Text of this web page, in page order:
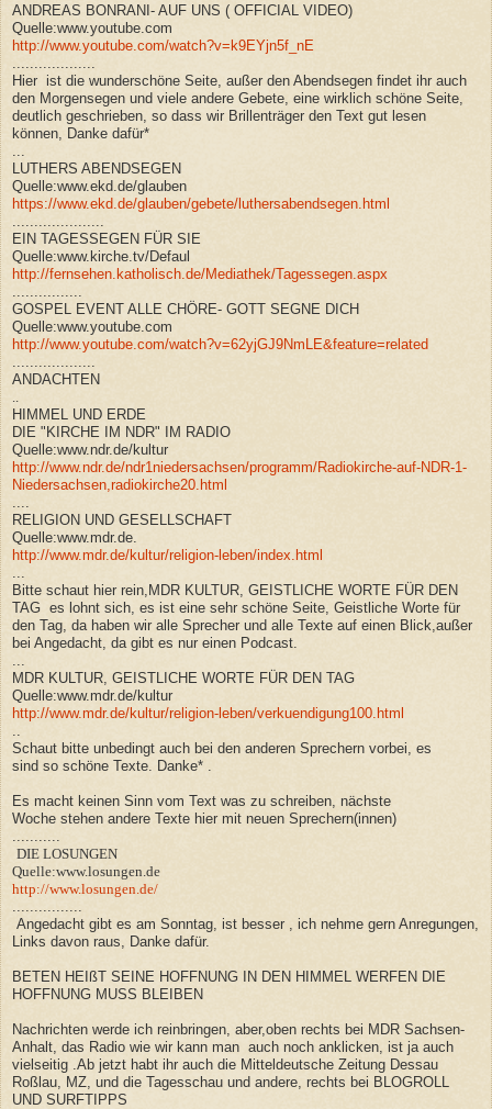
ANDREAS BONRANI- AUF UNS ( OFFICIAL VIDEO)
Quelle:www.youtube.com
http://www.youtube.com/watch?v=k9EYjn5f_nE
Hier ist die wunderschöne Seite, außer den Abendsegen findet ihr auch
den Morgensegen und viele andere Gebete, eine wirklich schöne Seite,
deutlich geschrieben, so dass wir Brillenträger den Text gut lesen
können, Danke dafür*
LUTHERS ABENDSEGEN
Quelle:www.ekd.de/glauben
https://www.ekd.de/glauben/gebete/luthersabendsegen.html
EIN TAGESSEGEN FÜR SIE
Quelle:www.kirche.tv/Defaul
http://fernsehen.katholisch.de/Mediathek/Tagessegen.aspx
GOSPEL EVENT ALLE CHÖRE- GOTT SEGNE DICH
Quelle:www.youtube.com
http://www.youtube.com/watch?v=62yjGJ9NmLE&feature=related
ANDACHTEN
HIMMEL UND ERDE
DIE "KIRCHE IM NDR" IM RADIO
Quelle:www.ndr.de/kultur
http://www.ndr.de/ndr1niedersachsen/programm/Radiokirche-auf-NDR-1-
Niedersachsen,radiokirche20.html
RELIGION UND GESELLSCHAFT
Quelle:www.mdr.de.
http://www.mdr.de/kultur/religion-leben/index.html
Bitte schaut hier rein, MDR KULTUR, GEISTLICHE WORTE FÜR DEN
TAG es lohnt sich, es ist eine sehr schöne Seite, Geistliche Worte für
den Tag, da haben wir alle Sprecher und alle Texte auf einen Blick,außer
bei Angedacht, da gibt es nur einen Podcast.
MDR KULTUR, GEISTLICHE WORTE FÜR DEN TAG
Quelle:www.mdr.de/kultur
http://www.mdr.de/kultur/religion-leben/verkuendigung100.html
Schaut bitte unbedingt auch bei den anderen Sprechern vorbei, es
sind so schöne Texte. Danke* .
Es macht keinen Sinn vom Text was zu schreiben, nächste
Woche stehen andere Texte hier mit neuen Sprechern(innen)
DIE LOSUNGEN
Quelle:www.losungen.de
http://www.losungen.de/
Angedacht gibt es am Sonntag, ist besser , ich nehme gern Anregungen,
Links davon raus, Danke dafür.
BETEN HEIßT SEINE HOFFNUNG IN DEN HIMMEL WERFEN DIE
HOFFNUNG MUSS BLEIBEN
Nachrichten werde ich reinbringen, aber,oben rechts bei MDR Sachsen-
Anhalt, das Radio wie wir kann man auch noch anklicken, ist ja auch
vielseitig .Ab jetzt habt ihr auch die Mitteldeutsche Zeitung Dessau
Roßlau, MZ, und die Tagesschau und andere, rechts bei BLOGROLL
UND SURFTIPPS